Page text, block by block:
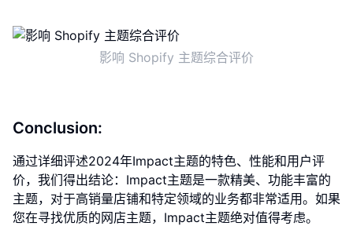
影响 Shopify 主题综合评价
Conclusion:
通过详细评述2024年Impact主题的特色、性能和用户评
价，我们得出结论：Impact主题是一款精美、功能丰富的
主题，对于高销量店铺和特定领域的业务都非常适用。如果
您在寻找优质的网店主题，Impact主题绝对值得考虑。